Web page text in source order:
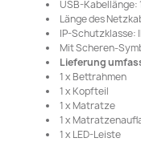
USB-Kabellänge:
Länge des
IP-Schutzklasse:
Mit Scheren-
Lieferung
1 x Bettrahmen
1 x Kopfteil
1 x Matratze
1 x
1 x LED-Leiste